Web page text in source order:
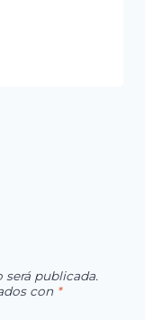
publicada.
con *